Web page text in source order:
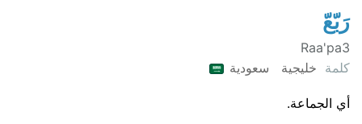
رَبّعّ
Raa'pa3
كلمة خليجية سعودية
أي الجماعة.